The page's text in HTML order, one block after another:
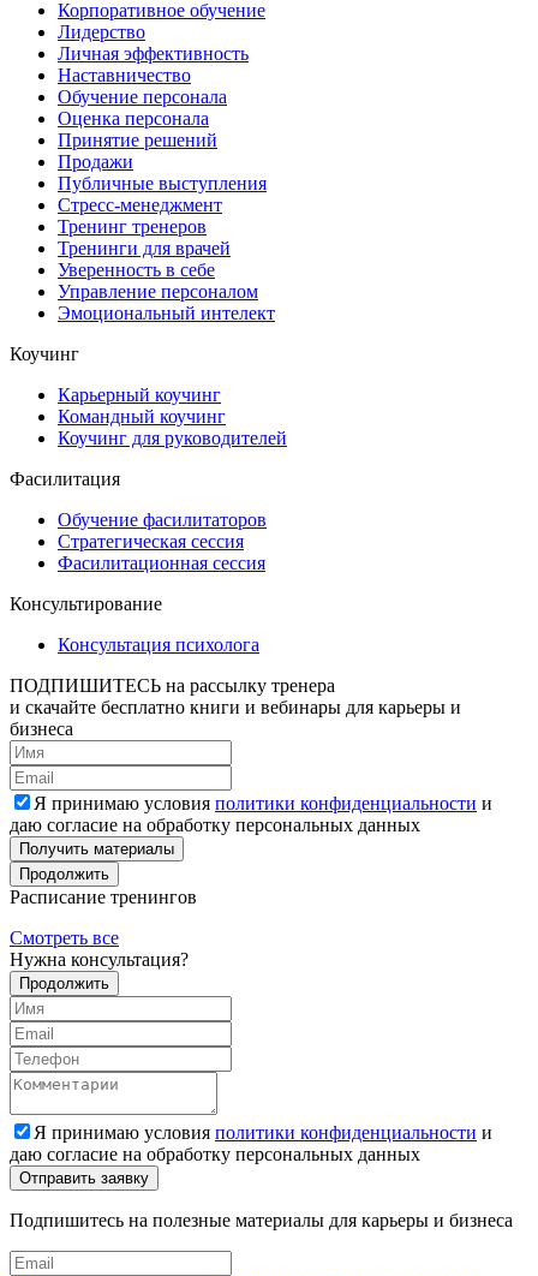
Корпоративное обучение
Лидерство
Личная эффективность
Наставничество
Обучение персонала
Оценка персонала
Принятие решений
Продажи
Публичные выступления
Стресс-менеджмент
Тренинг тренеров
Тренинги для врачей
Уверенность в себе
Управление персоналом
Эмоциональный интелект
Коучинг
Карьерный коучинг
Командный коучинг
Коучинг для руководителей
Фасилитация
Обучение фасилитаторов
Стратегическая сессия
Фасилитационная сессия
Консультирование
Консультация психолога
ПОДПИШИТЕСЬ на рассылку тренера
и скачайте бесплатно книги и вебинары для карьеры и
бизнеса
Я принимаю условия политики конфиденциальности и
даю согласие на обработку персональных данных
Получить материалы
Продолжить
Расписание тренингов
Смотреть все
Нужна консультация?
Продолжить
Я принимаю условия политики конфиденциальности и
даю согласие на обработку персональных данных
Подпишитесь на полезные материалы для карьеры и бизнеса